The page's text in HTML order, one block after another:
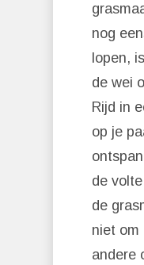
nog
lopen,
de wei
Rijd in
op je
de
de
niet om
andere